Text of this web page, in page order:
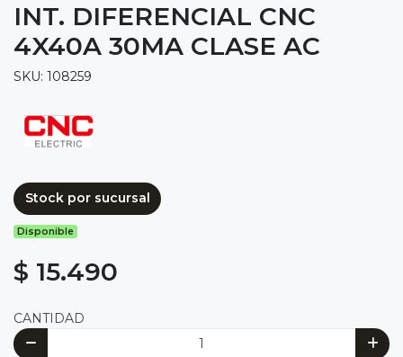
INT. DIFERENCIAL CNC
4X40A 30MA CLASE AC
SKU: 108259
Stock por sucursal
Disponible
$ 15.490
CANTIDAD